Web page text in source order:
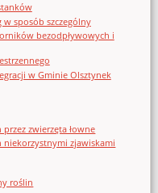
sposób szczególny
bezodpływowych i
w Gminie Olsztynek
zwierzęta łowne
niekorzystnymi zjawiskami
roślin